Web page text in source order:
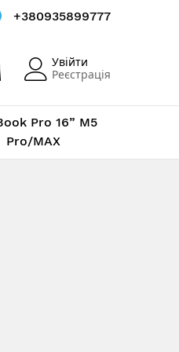
+380935899777
Увійти
Реєстрація
Pro 16” M5
Pro/MAX